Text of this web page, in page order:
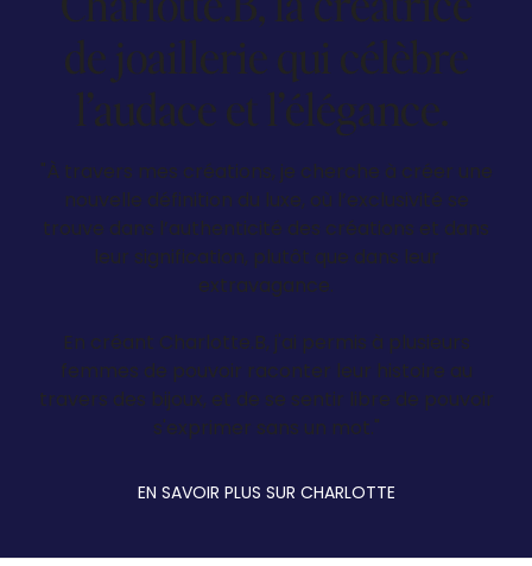
de joaillerie qui célèbre
l’audace et l’élégance.
"À travers mes créations, je cherche à créer une
nouvelle définition du luxe, où l’exclusivité se
trouve dans l’authenticité des créations et dans
leur signification, plutôt que dans leur
extravagance.
En créant Charlotte.B, j'ai permis à plusieurs
femmes de pouvoir raconter leur histoire au
travers des bijoux, et de se sentir libre de pouvoir
s'exprimer sans un mot."
EN SAVOIR PLUS SUR CHARLOTTE